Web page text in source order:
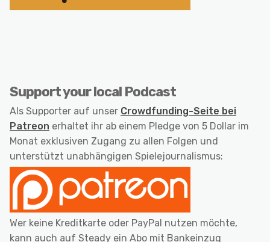
Support your local Podcast
Als Supporter auf unser Crowdfunding-Seite bei
Patreon erhaltet ihr ab einem Pledge von 5 Dollar im
Monat exklusiven Zugang zu allen Folgen und
unterstützt unabhängigen Spielejournalismus:
Wer keine Kreditkarte oder PayPal nutzen möchte,
kann auch auf Steady ein Abo mit Bankeinzug